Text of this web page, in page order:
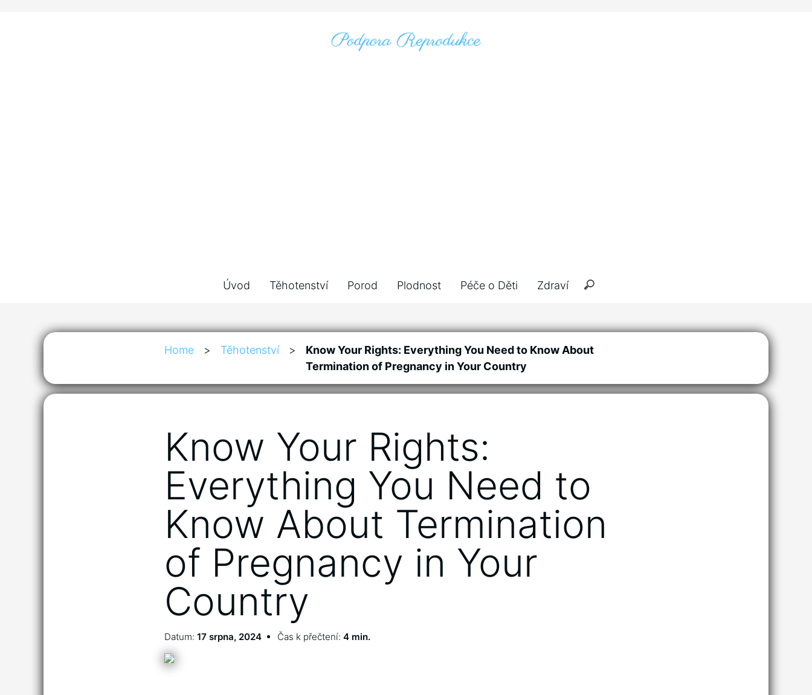
Úvod Těhotenství Porod Plodnost Péče o Děti Zdraví
Home > Těhotenství >
Know Your Rights: Everything You Need to Know About
Termination of Pregnancy in Your Country
Know Your Rights:
Everything You Need to
Know About Termination
of Pregnancy in Your
Country
Datum: 17 srpna, 2024 Čas k přečtení: 4 min.